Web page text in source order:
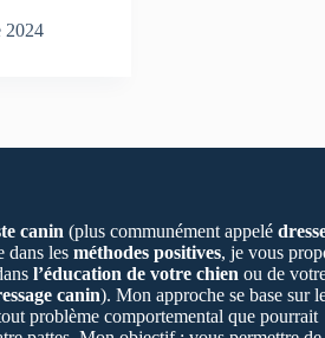
2024
canin (plus communément appelé
dans les méthodes positives, je vous
l’éducation de votre chien ou de
canin). Mon approche se base sur
problème comportemental que pourrait